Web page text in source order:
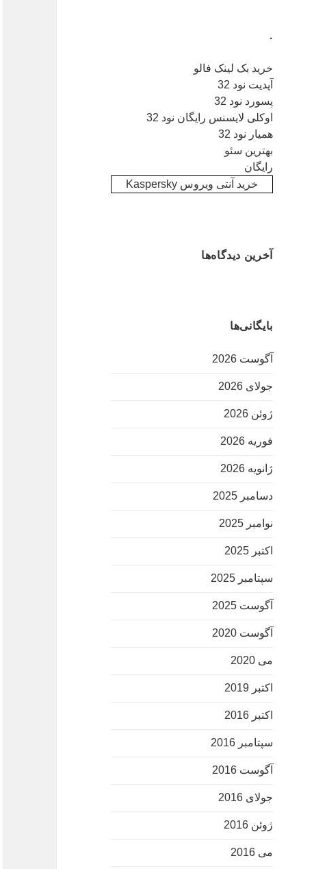
.
خرید بک لینک فالو
آپدیت نود 32
پسورد نود 32
اوکلی لایسنس رایگان نود 32
همیار نود 32
بهترین سئو
رایگان
خرید آنتی ویروس Kaspersky
آخرین دیدگاه‌ها
بایگانی‌ها
آگوست 2026
جولای 2026
ژوئن 2026
فوریه 2026
ژانویه 2026
دسامبر 2025
نوامبر 2025
اکتبر 2025
سپتامبر 2025
آگوست 2025
آگوست 2020
می 2020
اکتبر 2019
اکتبر 2016
سپتامبر 2016
آگوست 2016
جولای 2016
ژوئن 2016
می 2016